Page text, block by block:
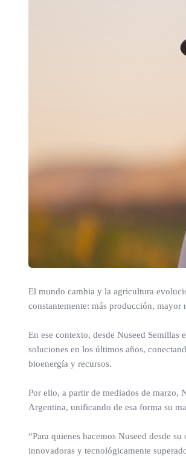
El mundo cambia y la agricultura
constantemente: más producción,
En ese contexto, desde Nuseed
soluciones en los últimos años,
bioenergía y recursos.
Por ello, a partir de mediados de marzo,
Argentina, unificando de esa forma su
“Para quienes hacemos Nuseed desde
innovadoras y tecnológicamente